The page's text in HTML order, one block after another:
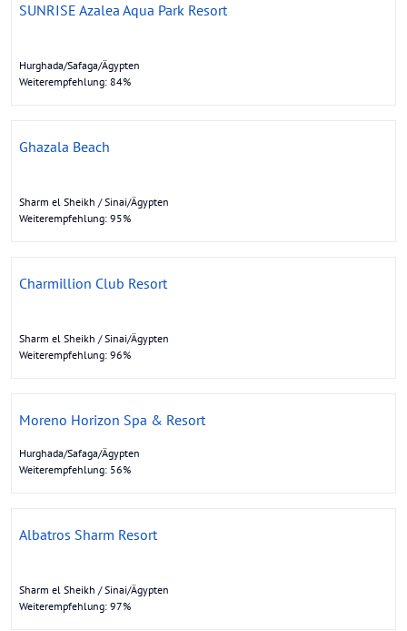
SUNRISE Azalea Aqua Park Resort
Hurghada/Safaga/Ägypten
Weiterempfehlung: 84%
Ghazala Beach
Sharm el Sheikh / Sinai/Ägypten
Weiterempfehlung: 95%
Charmillion Club Resort
Sharm el Sheikh / Sinai/Ägypten
Weiterempfehlung: 96%
Moreno Horizon Spa & Resort
Hurghada/Safaga/Ägypten
Weiterempfehlung: 56%
Albatros Sharm Resort
Sharm el Sheikh / Sinai/Ägypten
Weiterempfehlung: 97%